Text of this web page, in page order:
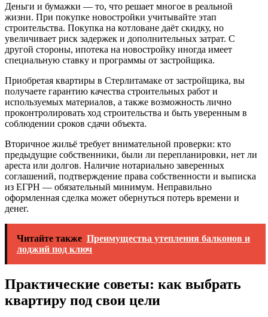
Деньги и бумажки — то, что решает многое в реальной
жизни. При покупке новостройки учитывайте этап
строительства. Покупка на котловане даёт скидку, но
увеличивает риск задержек и дополнительных затрат. С
другой стороны, ипотека на новостройку иногда имеет
специальную ставку и программы от застройщика.
Приобретая квартиры в Стерлитамаке от застройщика, вы
получаете гарантию качества строительных работ и
используемых материалов, а также возможность лично
проконтролировать ход строительства и быть уверенным в
соблюдении сроков сдачи объекта.
Вторичное жильё требует внимательной проверки: кто
предыдущие собственники, были ли перепланировки, нет ли
ареста или долгов. Наличие нотариально заверенных
соглашений, подтверждение права собственности и выписка
из ЕГРН — обязательный минимум. Неправильно
оформленная сделка может обернуться потерь времени и
денег.
Читайте также Преимущества утепления балконов и
лоджий под ключ
Практические советы: как выбрать
квартиру под свои цели